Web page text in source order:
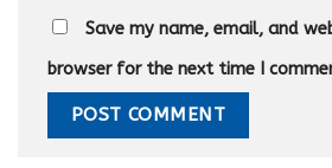
Save my name, email, and
browser for the next time I